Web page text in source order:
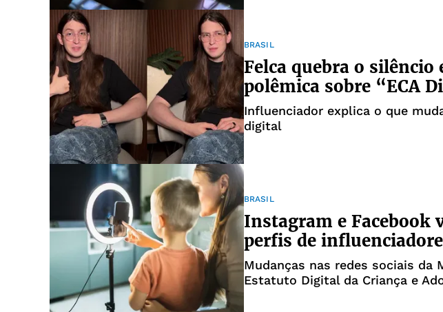
BRASIL
Felca quebra o silêncio
polêmica sobre “ECA
Influenciador explica o que
digital
BRASIL
Instagram e Facebook
perfis de
Mudanças nas redes sociais da
Estatuto Digital da Criança e